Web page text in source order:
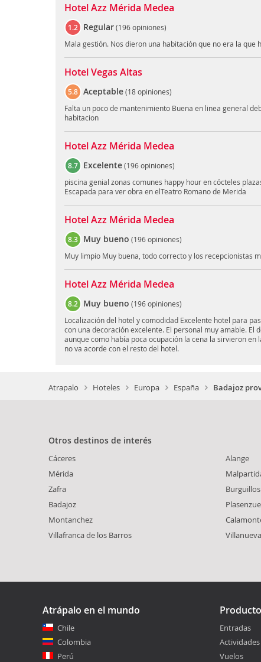
Hotel Azz Mérida Medea
1.2 Regular(196 opiniones)
Mala gestión. Nos dieron una habitación que no era la que
Hotel Vegas Altas
5.8 Aceptable(18 opiniones)
Falta un poco de mantenimiento Buena en linea general
habitacion
Hotel Azz Mérida Medea
8.7 Excelente(196 opiniones)
piscina genial zonas comunes happy hour en cócteles
Escapada para ver obra en elTeatro Romano de Merida
Hotel Azz Mérida Medea
8.3 Muy bueno (196 opiniones)
Muy limpio Muy buena, todo correcto y los recepcionistas
Hotel Azz Mérida Medea
8.2 Muy bueno (196 opiniones)
Localización del hotel y comodidad Excelente hotel para
con una decoración excelente. El personal muy amable. El
aunque como había poca ocupación la cena la sirvieron en
no va acorde con el resto del hotel.
Atrapalo Hoteles Europa España Badajoz
Otros destinos de interés
Cáceres
Mérida
Zafra
Badajoz
Montanchez
Villafranca de los Barros
Alange
Atrápalo en el mundo
Chile
Colombia
Perú
Entradas
Actividades
Vuelos